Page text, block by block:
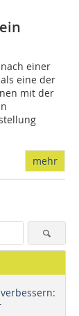
einer
eine der
mit der
mehr